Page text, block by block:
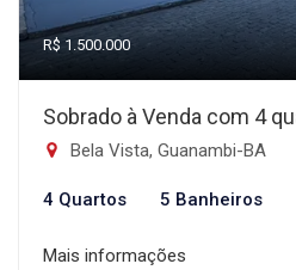
R$ 1.500.000
Sobrado à Venda com 4
Bela Vista, Guanambi-BA
4 Quartos 5 Banheiros
Mais informações